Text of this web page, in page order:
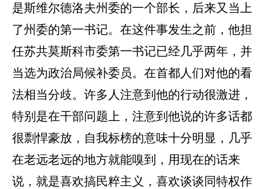
是斯维尔德洛夫州委的一个部长，后来又当上
了州委的第一书记。在这件事发生之前，他担
任苏共莫斯科市委第一书记已经几乎两年，并
当选为政治局候补委员。在首都人们对他的看
法相当分歧。许多人注意到他的行动很激进，
特别是在干部问题上，注意到他说的许多话都
很剽悍豪放，自我标榜的意味十分明显，几乎
在老远老远的地方就能嗅到，用现在的话来
说，就是喜欢搞民粹主义，喜欢谈谈同特权作